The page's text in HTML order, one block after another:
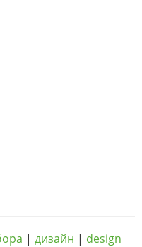
| дизайн | design